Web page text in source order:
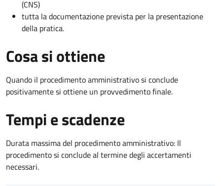
(CNS)
tutta la documentazione prevista per la presentazione
della pratica.
Cosa si ottiene
Quando il procedimento amministrativo si conclude
positivamente si ottiene un provvedimento finale.
Tempi e scadenze
Durata massima del procedimento amministrativo: Il
procedimento si conclude al termine degli accertamenti
necessari.